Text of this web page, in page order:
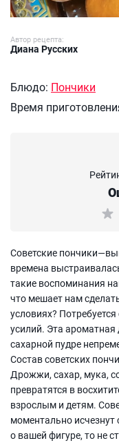
Автор рецепта:
Диана Русских
Блюдо: Пончики
Время
Советские
времена
такие воспоминания
что мешает нам
условиях?
усилий. Эта
сахарной пудре
Состав советских
Дрожжи, сахар, мука,
превратятся в
взрослым и детям.
моментально исчезнут
о вашей фигуре, то не